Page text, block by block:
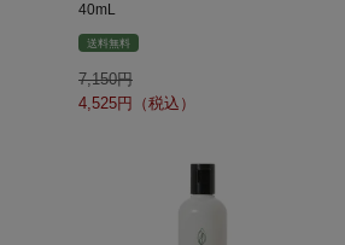
40mL
送料無料
7,150
4,525